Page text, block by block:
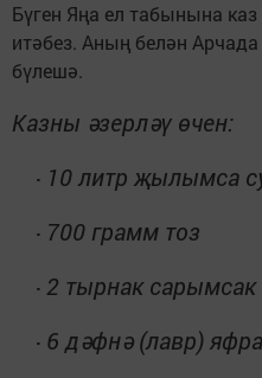
Бүген Яңа ел табынына
итәбез. Аның белән
бүлешә.
Казны әзерләү өчен:
· 10 литр җылымса
· 700 грамм тоз
· 2 тырнак сарымсак
· 6 дәфнә (лавр)